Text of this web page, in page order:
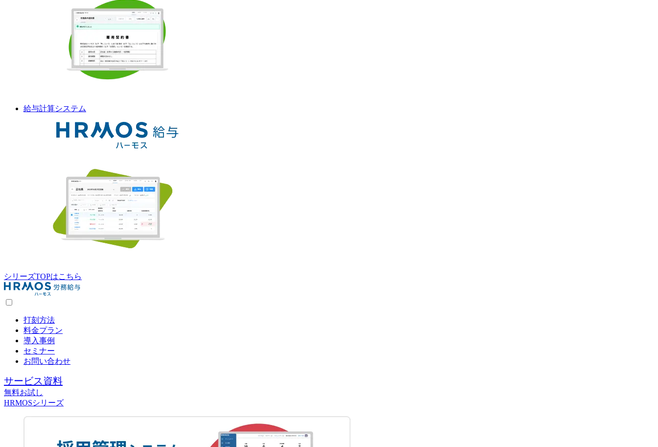
給与計算システム
シリーズTOPはこちら
打刻方法
料金プラン
導入事例
セミナー
お問い合わせ
サービス資料
無料お試し
HRMOSシリーズ